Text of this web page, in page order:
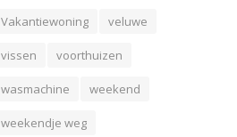
Vakantiewoning veluwe
vissen voorthuizen
wasmachine weekend
weekendje weg